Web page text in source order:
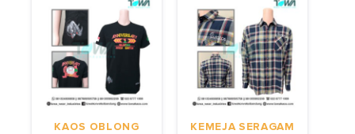
KAOS OBLONG KEMEJA SERAGAM